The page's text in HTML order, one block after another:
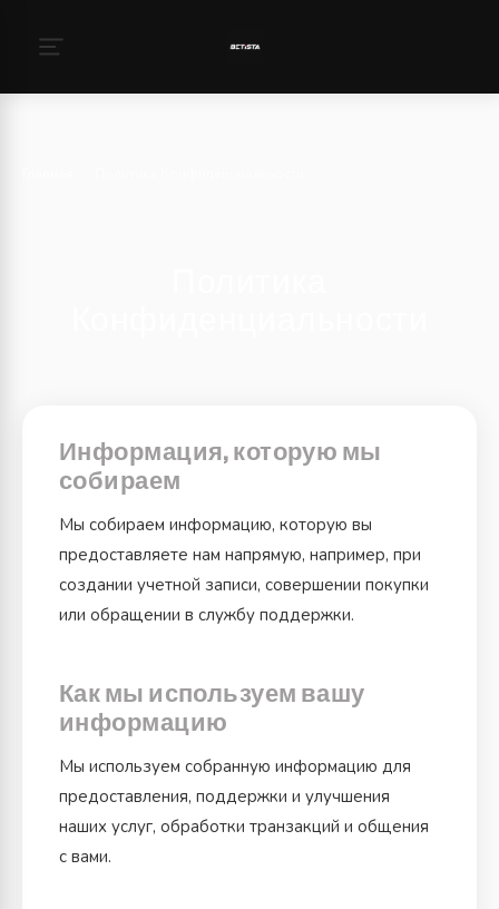
Информация, которую мы
собираем
Мы собираем информацию, которую вы
предоставляете нам напрямую, например, при
создании учетной записи, совершении покупки
или обращении в службу поддержки.
Как мы используем вашу
информацию
Мы используем собранную информацию для
предоставления, поддержки и улучшения
наших услуг, обработки транзакций и общения
с вами.